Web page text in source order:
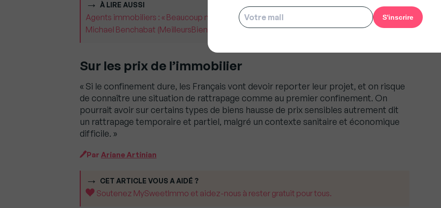
À LIRE AUSSI
Agents immobiliers : « Beaucoup ne savent pas calculer ce que leur réseau leur coûte »,
Michael Benchabat (MeilleursBiens)
Sur les prix de l’immobilier
« Si le confinement dure, les Français vont devoir reporter leur projet, et on risque
de connaître une situation de rattrapage comme au premier confinement. On
pourrait avoir sur certains types de biens hausse de prix sensibles autrement dit
un rattrapage temporaire et partiel, malgré un contexte sanitaire et économique
difficile. »
Par Ariane Artinian
CET ARTICLE VOUS A AIDÉ ?
Soutenez MySweetImmo et aidez-nous à rester gratuit pour tous.